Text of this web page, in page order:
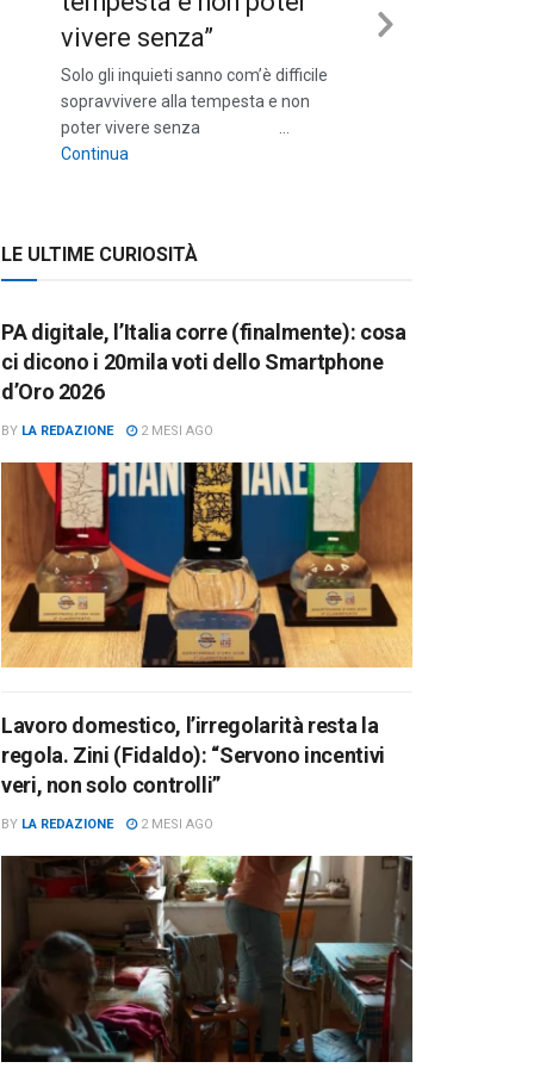
vivere senza”
Solo gli inquieti sanno com’è difficile
sopravvivere alla tempesta e non
poter vivere senza …
Continua
LE ULTIME CURIOSITÀ
PA digitale, l’Italia corre (finalmente): cosa
ci dicono i 20mila voti dello Smartphone
d’Oro 2026
BY LA REDAZIONE 2 MESI AGO
Lavoro domestico, l’irregolarità resta la
regola. Zini (Fidaldo): “Servono incentivi
veri, non solo controlli”
BY LA REDAZIONE 2 MESI AGO